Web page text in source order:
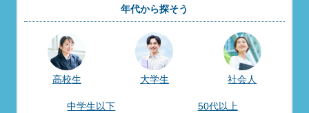
年代から探そう
高校生 大学生 社会人
中学生以下 50代以上